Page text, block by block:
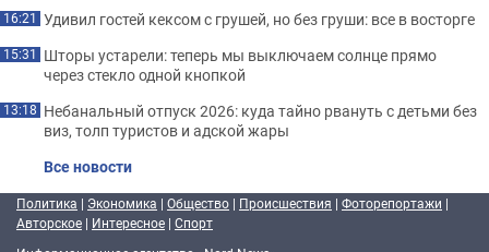
16:21 Удивил гостей кексом с грушей, но без груши: все в восторге
15:31 Шторы устарели: теперь мы выключаем солнце прямо
через стекло одной кнопкой
13:18 Небанальный отпуск 2026: куда тайно рвануть с детьми без
виз, толп туристов и адской жары
Все новости
Политика | Экономика | Общество | Происшествия | Фоторепортажи |
Авторское | Интересное | Спорт